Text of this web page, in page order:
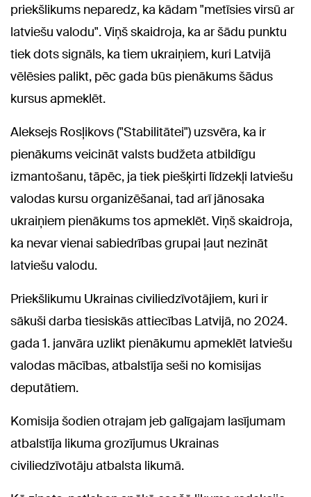
priekšlikums neparedz, ka kādam "metīsies virsū ar
latviešu valodu". Viņš skaidroja, ka ar šādu punktu
tiek dots signāls, ka tiem ukraiņiem, kuri Latvijā
vēlēsies palikt, pēc gada būs pienākums šādus
kursus apmeklēt.
Aleksejs Rosļikovs ("Stabilitātei") uzsvēra, ka ir
pienākums veicināt valsts budžeta atbildīgu
izmantošanu, tāpēc, ja tiek piešķirti līdzekļi latviešu
valodas kursu organizēšanai, tad arī jānosaka
ukraiņiem pienākums tos apmeklēt. Viņš skaidroja,
ka nevar vienai sabiedrības grupai ļaut nezināt
latviešu valodu.
Priekšlikumu Ukrainas civiliedzīvotājiem, kuri ir
sākuši darba tiesiskās attiecības Latvijā, no 2024.
gada 1. janvāra uzlikt pienākumu apmeklēt latviešu
valodas mācības, atbalstīja seši no komisijas
deputātiem.
Komisija šodien otrajam jeb galīgajam lasījumam
atbalstīja likuma grozījumus Ukrainas
civiliedzīvotāju atbalsta likumā.